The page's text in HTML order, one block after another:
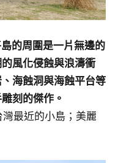
的周圍是一片無邊的
風化侵蝕與浪濤衝
海蝕洞與海蝕平台等
刻的傑作。
灣最近的小島；美麗